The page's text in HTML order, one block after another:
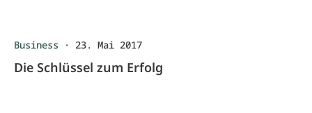
Business · 23. Mai 2017
Die Schlüssel zum Erfolg